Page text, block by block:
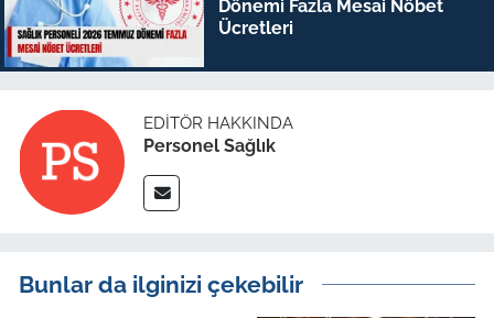
Dönemi Fazla Mesai Nöbet
Ücretleri
EDITÖR HAKKINDA
Personel Sağlık
Bunlar da ilginizi çekebilir